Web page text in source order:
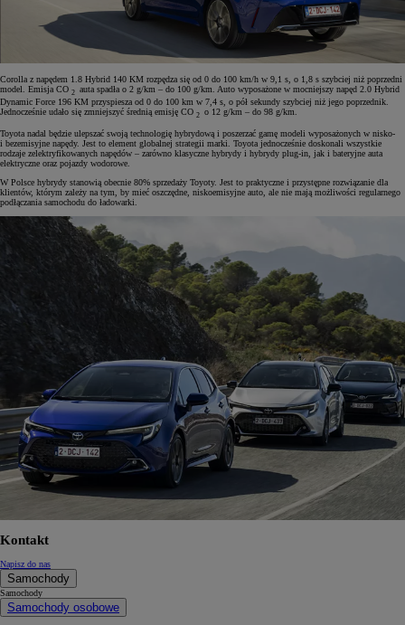
Corolla z napędem 1.8 Hybrid 140 KM rozpędza się od 0 do 100 km/h w 9,1 s, o 1,8 s szybciej niż poprzedni
model. Emisja CO 2 auta spadła o 2 g/km – do 100 g/km. Auto wyposażone w mocniejszy napęd 2.0 Hybrid
Dynamic Force 196 KM przyspiesza od 0 do 100 km w 7,4 s, o pół sekundy szybciej niż jego poprzednik.
Jednocześnie udało się zmniejszyć średnią emisję CO 2 o 12 g/km – do 98 g/km.
Toyota nadal będzie ulepszać swoją technologię hybrydową i poszerzać gamę modeli wyposażonych w nisko-
i bezemisyjne napędy. Jest to element globalnej strategii marki. Toyota jednocześnie doskonali wszystkie
rodzaje zelektryfikowanych napędów – zarówno klasyczne hybrydy i hybrydy plug-in, jak i bateryjne auta
elektryczne oraz pojazdy wodorowe.
W Polsce hybrydy stanowią obecnie 80% sprzedaży Toyoty. Jest to praktyczne i przystępne rozwiązanie dla
klientów, którym zależy na tym, by mieć oszczędne, niskoemisyjne auto, ale nie mają możliwości regularnego
podłączania samochodu do ładowarki.
Kontakt
Napisz do nas
Samochody
Samochody
Samochody osobowe